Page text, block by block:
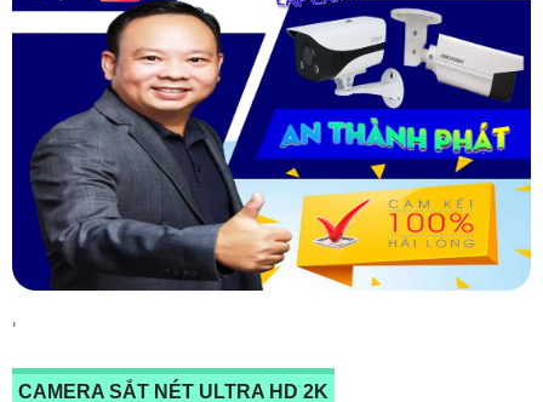
'
CAMERA SẮT NÉT ULTRA HD 2K